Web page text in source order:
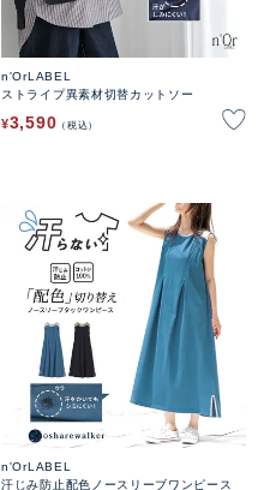
n'OrLABEL
ストライプ異素材切替カットソー
¥3,590 税込
n'OrLABEL
汗じみ防止配色ノースリーブワンピース